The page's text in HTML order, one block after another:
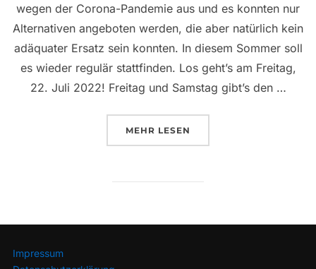
wegen der Corona-Pandemie aus und es konnten nur
Alternativen angeboten werden, die aber natürlich kein
adäquater Ersatz sein konnten. In diesem Sommer soll
es wieder regulär stattfinden. Los geht’s am Freitag,
22. Juli 2022! Freitag und Samstag gibt’s den …
MEHR ÜBER „NACH ZWEI JAHREN
LESEN
Impressum